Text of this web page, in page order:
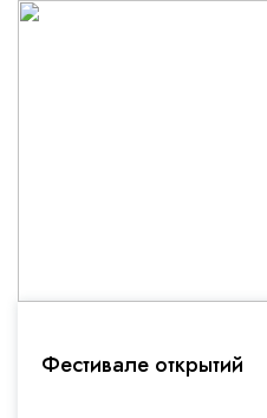
Фестивале открытий